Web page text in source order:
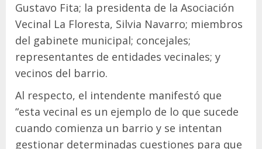
Gustavo Fita; la presidenta de la Asociación
Vecinal La Floresta, Silvia Navarro; miembros
del gabinete municipal; concejales;
representantes de entidades vecinales; y
vecinos del barrio.
Al respecto, el intendente manifestó que
“esta vecinal es un ejemplo de lo que sucede
cuando comienza un barrio y se intentan
gestionar determinadas cuestiones para que